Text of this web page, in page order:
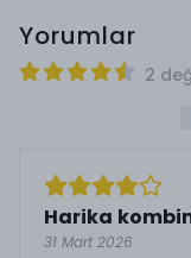
Yorumlar
2
Harika
31 Mart 2026